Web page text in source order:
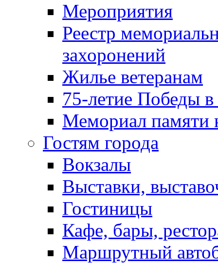
Мероприятия
Реестр
захоронений
Жилье ветеранам
75-летие Победы
Мемориал памяти
Гостям города
Вокзалы
Выставки,
Гостиницы
Кафе, бары,
Маршрутный